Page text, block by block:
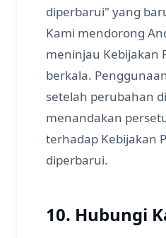
diperbarui" yang
Kami mendorong
meninjau Kebijakan
berkala.
setelah perubahan
menandakan
terhadap Kebijakan
diperbarui.
10. Hubungi